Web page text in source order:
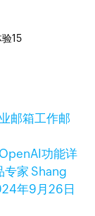
15
邮箱工作邮
功能详
专家 Shang
年9月26日